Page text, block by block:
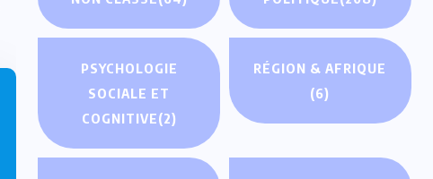
PSYCHOLOGIE
SOCIALE ET
COGNITIVE(2)
RÉGION & AFRIQUE
(6)